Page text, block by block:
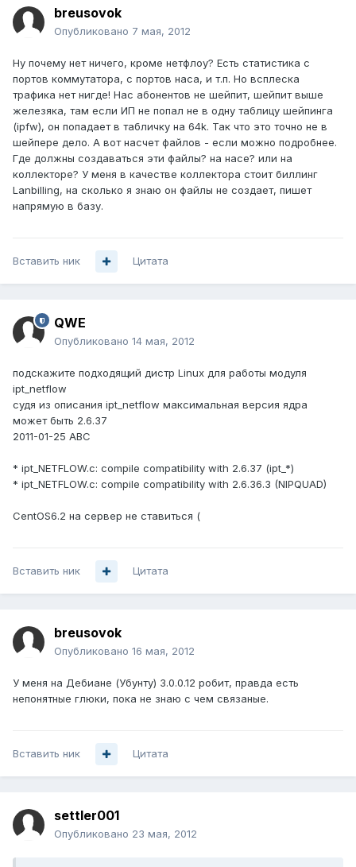
breusovok
Опубликовано 7 мая, 2012
Ну почему нет ничего, кроме нетфлоу? Есть статистика с
портов коммутатора, с портов наса, и т.п. Но всплеска
трафика нет нигде! Нас абонентов не шейпит, шейпит выше
железяка, там если ИП не попал не в одну таблицу шейпинга
(ipfw), он попадает в табличку на 64k. Так что это точно не в
шейпере дело. А вот насчет файлов - если можно подробнее.
Где должны создаваться эти файлы? на насе? или на
коллекторе? У меня в качестве коллектора стоит биллинг
Lanbilling, на сколько я знаю он файлы не создает, пишет
напрямую в базу.
Вставить ник Цитата
QWE
Опубликовано 14 мая, 2012
подскажите подходящий дистр Linux для работы модуля
ipt_netflow
судя из описания ipt_netflow максимальная версия ядра
может быть 2.6.37
2011-01-25 ABC
* ipt_NETFLOW.c: compile compatibility with 2.6.37 (ipt_*)
* ipt_NETFLOW.c: compile compatibility with 2.6.36.3 (NIPQUAD)
CentOS6.2 на сервер не ставиться (
Вставить ник Цитата
breusovok
Опубликовано 16 мая, 2012
У меня на Дебиане (Убунту) 3.0.0.12 робит, правда есть
непонятные глюки, пока не знаю с чем связаные.
Вставить ник Цитата
settler001
Опубликовано 23 мая, 2012